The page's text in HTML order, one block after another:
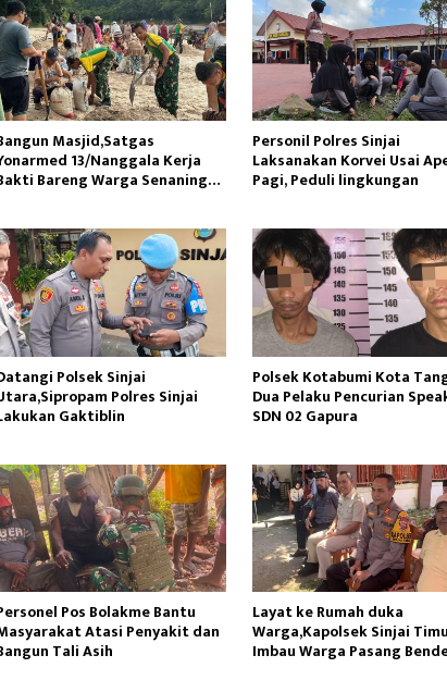
Masjid,Satgas
13/Nanggala Kerja
Bareng Warga Senaning
Personil Polres Sinjai
Laksanakan Korvei Usai
Pagi, Peduli lingkungan
Polsek Sinjai
Polres Sinjai
Gaktiblin
Polsek Kotabumi Kota
Dua Pelaku Pencurian
SDN 02 Gapura
Pos Bolakme Bantu
Atasi Penyakit dan
Tali Asih
Layat ke Rumah duka
Warga,Kapolsek Sinjai
Imbau Warga Pasang